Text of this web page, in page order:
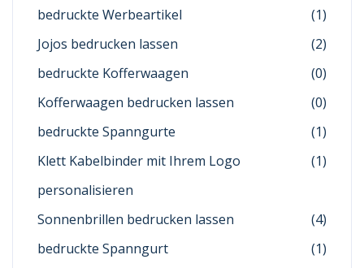
bedruckte Werbeartikel
(1)
Jojos bedrucken lassen
(2)
bedruckte Kofferwaagen
(0)
Kofferwaagen bedrucken lassen
(0)
bedruckte Spanngurte
(1)
Klett Kabelbinder mit Ihrem Logo
personalisieren
(1)
Sonnenbrillen bedrucken lassen
(4)
bedruckte Spanngurt
(1)